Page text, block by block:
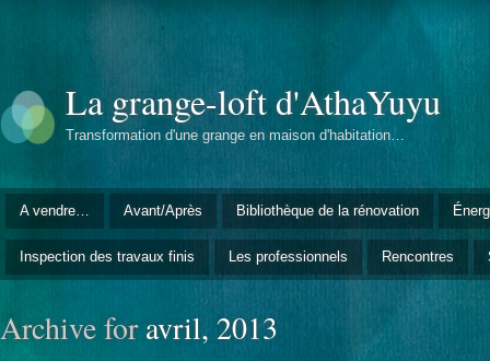
La grange-loft d'AthaYuyu
Transformation d'une grange en maison d'habitation…
A vendre… Avant/Après Bibliothèque de la rénovation
Inspection des travaux finis Les professionnels Rencontres
Archive foravril, 2013